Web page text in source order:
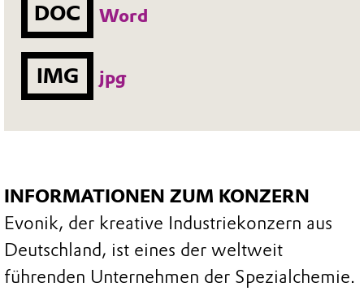
DOC Word
IMG jpg
INFORMATIONEN ZUM KONZERN
Evonik, der kreative Industriekonzern aus
Deutschland, ist eines der weltweit
führenden Unternehmen der Spezialchemie.